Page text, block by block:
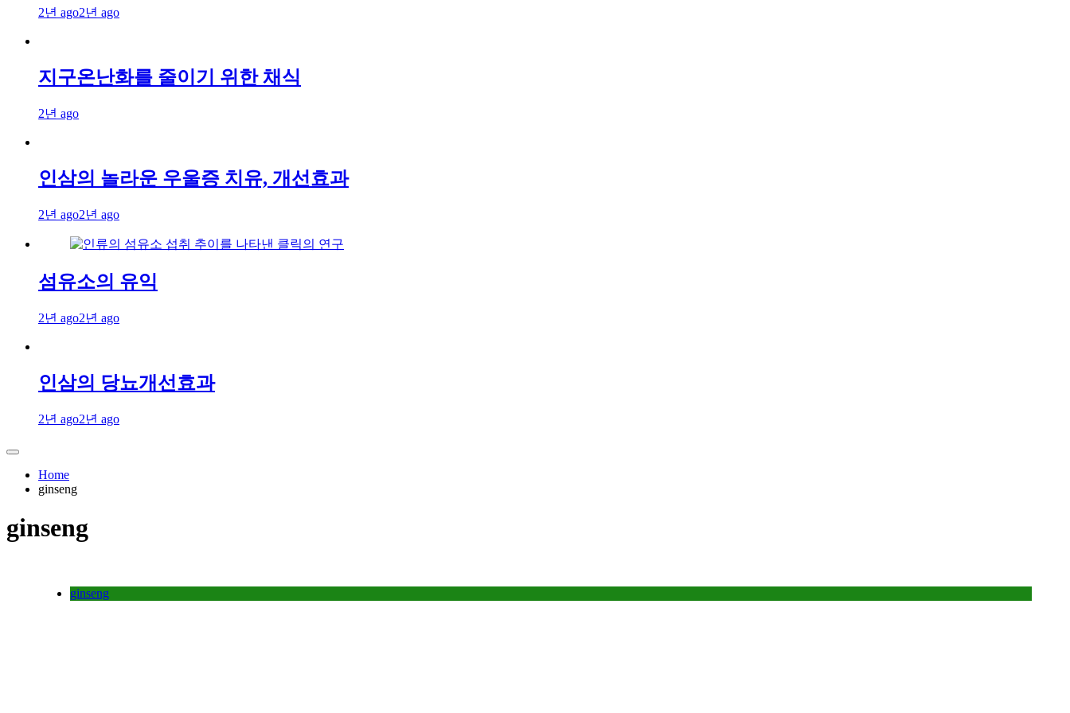
2년 ago2년 ago
지구온난화를 줄이기 위한 채식
2년 ago
인삼의 놀라운 우울증 치유, 개선효과
2년 ago2년 ago
섬유소의 유익
2년 ago2년 ago
인삼의 당뇨개선효과
2년 ago2년 ago
Home
ginseng
ginseng
ginseng